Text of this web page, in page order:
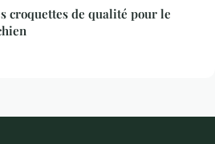
croquettes de qualité pour le